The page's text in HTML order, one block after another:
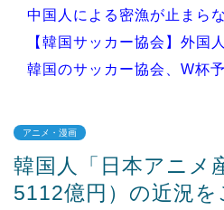
中国人による密漁が止まら
【韓国サッカー協会】外国
韓国のサッカー協会、W杯
Powered by livedoor 相互
アニメ・漫画
韓国人「日本アニメ
5112億円）の近況を